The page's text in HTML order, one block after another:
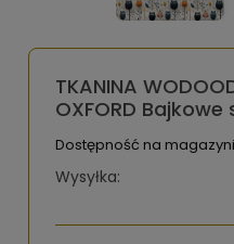
TKANINA
OXFORD
Dostępność na
Wysyłka: